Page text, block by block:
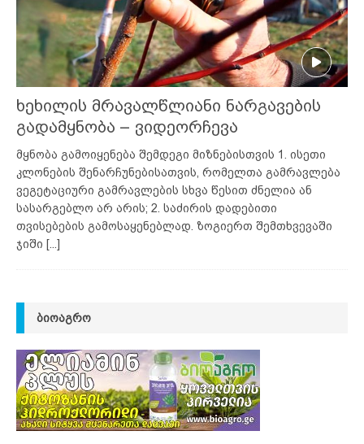
ხეხილის მრავალწლიანი ნარგავების
გადამყნობა – ვიდეორჩევა
მყნობა გამოიყენება შემდეგი მიზნებისთვის 1. ისეთი
კლონების შენარჩუნებისათვის, რომელთა გამრავლება
ვეგეტაციური გამრავლების სხვა წესით ძნელია ან
სასარგებლო არ არის; 2. საძირის დადებითი
თვისებების გამოსაყენებლად. ზოგიერთ შემთხვევაში
ჯიში [...]
ᲑᲘᲝᲐᲒᲠᲝ